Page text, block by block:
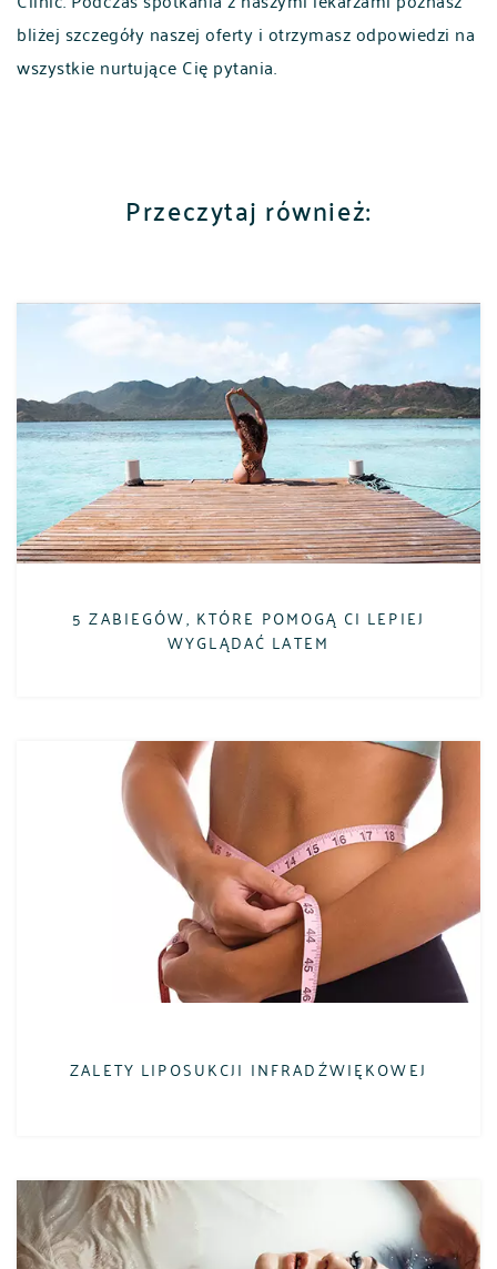
POLSKI ENGLISH
bliżej szczegóły naszej oferty i otrzymasz odpowiedzi na
wszystkie nurtujące Cię pytania.
Przeczytaj również:
5 ZABIEGÓW, KTÓRE POMOGĄ CI LEPIEJ
WYGLĄDAĆ LATEM
ZALETY LIPOSUKCJI INFRADŹWIĘKOWEJ